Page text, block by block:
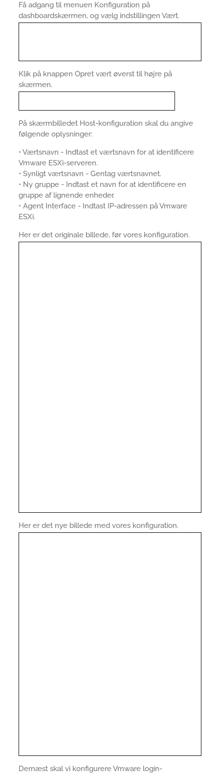
Få adgang til menuen Konfiguration på
dashboardskærmen, og vælg indstillingen Vært.
Klik på knappen Opret vært øverst til højre på
skærmen.
På skærmbilledet Host-konfiguration skal du angive
følgende oplysninger:
• Værtsnavn - Indtast et værtsnavn for at identificere
Vmware ESXi-serveren.
• Synligt værtsnavn - Gentag værtsnavnet.
• Ny gruppe - Indtast et navn for at identificere en
gruppe af lignende enheder.
• Agent Interface - Indtast IP-adressen på Vmware
ESXi.
Her er det originale billede, før vores konfiguration.
Her er det nye billede med vores konfiguration.
Dernæst skal vi konfigurere Vmware login-